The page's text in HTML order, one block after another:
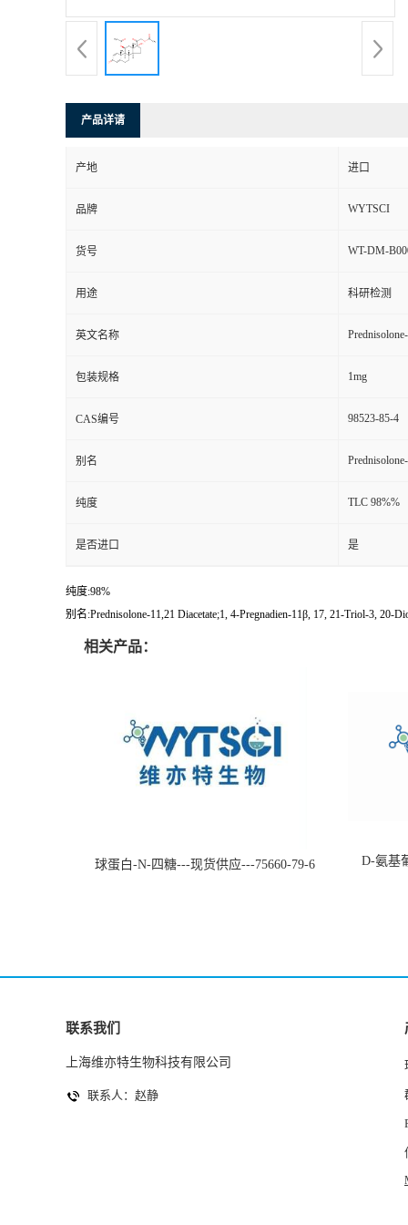
产品详请
产地 进口
品牌 WYTSCI
货号 WT-DM-
用途 科研检测
英文名称
包装规格 1mg
CAS编号 98523-85-4
别名
纯度 TLC 98%%
是否进口 是
纯度:98%
别名:Prednisolone-11,21 Diacetate;1, 4-Pregnadien-11β, 17, 21-Triol-3, 20-
相关产品：
球蛋白-N-四糖---现货供应---75660-79-6 D-氨基
联系我们
上海维亦特生物科技有限公司
联系人：赵静